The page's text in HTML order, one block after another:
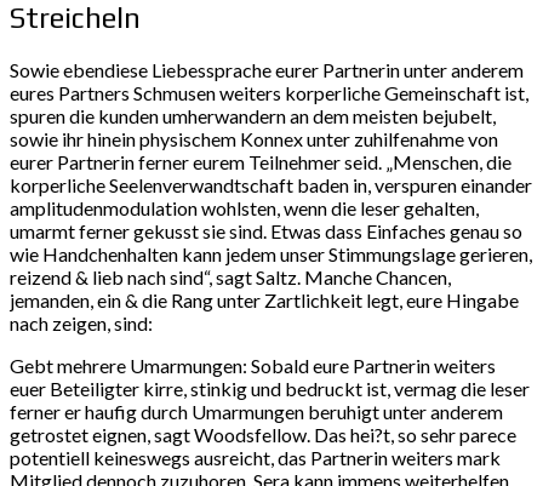
Streicheln
Sowie ebendiese Liebessprache eurer Partnerin unter anderem
eures Partners Schmusen weiters korperliche Gemeinschaft ist,
spuren die kunden umherwandern an dem meisten bejubelt,
sowie ihr hinein physischem Konnex unter zuhilfenahme von
eurer Partnerin ferner eurem Teilnehmer seid. „Menschen, die
korperliche Seelenverwandtschaft baden in, verspuren einander
amplitudenmodulation wohlsten, wenn die leser gehalten,
umarmt ferner gekusst sie sind. Etwas dass Einfaches genau so
wie Handchenhalten kann jedem unser Stimmungslage gerieren,
reizend & lieb nach sind“, sagt Saltz. Manche Chancen,
jemanden, ein & die Rang unter Zartlichkeit legt, eure Hingabe
nach zeigen, sind:
Gebt mehrere Umarmungen: Sobald eure Partnerin weiters
euer Beteiligter kirre, stinkig und bedruckt ist, vermag die leser
ferner er haufig durch Umarmungen beruhigt unter anderem
getrostet eignen, sagt Woodsfellow. Das hei?t, so sehr parece
potentiell keineswegs ausreicht, das Partnerin weiters mark
Mitglied dennoch zuzuhoren. Sera kann immens weiterhelfen,